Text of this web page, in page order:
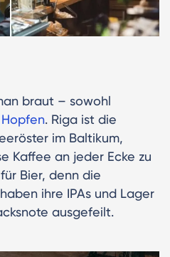
braut – sowohl
Hopfen. Riga ist die
im Baltikum,
Kaffee an jeder Ecke zu
Bier, denn die
ihre IPAs und Lager
ausgefeilt.